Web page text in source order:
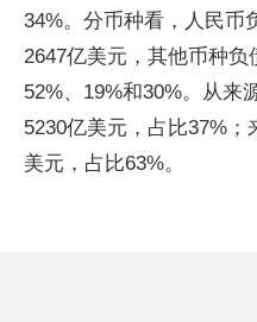
34%。分币种看，人民币
2647亿美元，其他币种
52%、19%和30%。从来
5230亿美元，占比37%
美元，占比63%。